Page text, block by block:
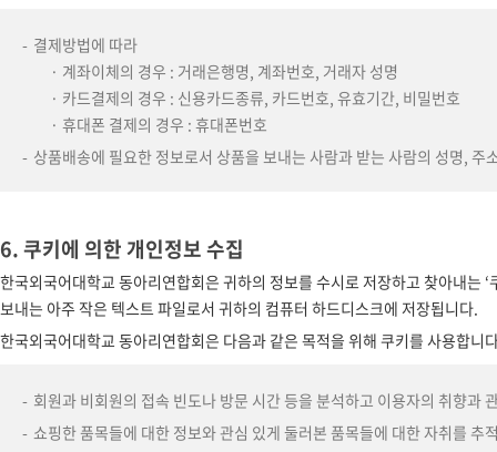
결제방법에 따라
· 계좌이체의 경우 : 거래은행명, 계좌번호, 거래자 성명
· 카드결제의 경우 : 신용카드종류, 카드번호, 유효기간, 비밀번호
· 휴대폰 결제의 경우 : 휴대폰번호
상품배송에 필요한 정보로서 상품을 보내는 사람과 받는 사람의 성명, 주
6. 쿠키에 의한 개인정보 수집
한국외국어대학교 동아리연합회은 귀하의 정보를 수시로 저장하고 찾아내
보내는 아주 작은 텍스트 파일로서 귀하의 컴퓨터 하드디스크에 저장됩니다.
한국외국어대학교 동아리연합회은 다음과 같은 목적을 위해 쿠키를 사용합니
회원과 비회원의 접속 빈도나 방문 시간 등을 분석하고 이용자의 취향
쇼핑한 품목들에 대한 정보와 관심 있게 둘러본 품목들에 대한 자취를